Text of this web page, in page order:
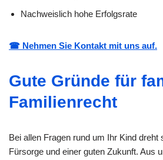
Nachweislich hohe Erfolgsrate
☎ Nehmen Sie Kontakt mit uns auf.
Gute Gründe für
Familienrecht
Bei allen Fragen rund um Ihr Kind dreht
Fürsorge und einer guten Zukunft. Aus